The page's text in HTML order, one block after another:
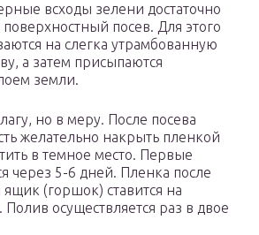
всходы зелени достаточно
поверхностный посев. Для этого
на слегка утрамбованную
а затем присыпаются
земли.
но в меру. После посева
желательно накрыть пленкой
в темное место. Первые
через 5-6 дней. Пленка после
ящик (горшок) ставится на
Полив осуществляется раз в двое